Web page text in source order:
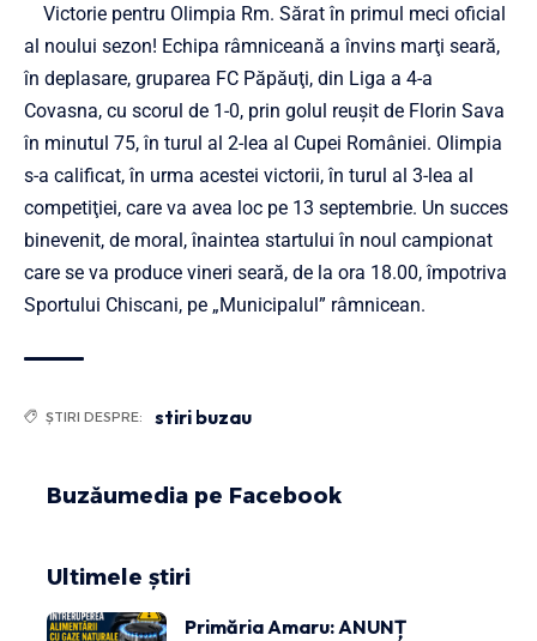
Victorie pentru Olimpia Rm. Sărat în primul meci oficial
al noului sezon! Echipa râmniceană a învins marţi seară,
în deplasare, gruparea FC Păpăuţi, din Liga a 4-a
Covasna, cu scorul de 1-0, prin golul reuşit de Florin Sava
în minutul 75, în turul al 2-lea al Cupei României. Olimpia
s-a calificat, în urma acestei victorii, în turul al 3-lea al
competiţiei, care va avea loc pe 13 septembrie. Un succes
binevenit, de moral, înaintea startului în noul campionat
care se va produce vineri seară, de la ora 18.00, împotriva
Sportului Chiscani, pe „Municipalul” râmnicean.
ȘTIRI DESPRE: stiri buzau
Buzăumedia pe Facebook
Ultimele știri
Primăria Amaru: ANUNȚ